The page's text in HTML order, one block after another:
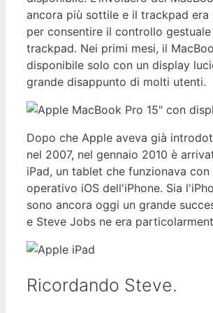
ancora più sottile e il trackpad era
per consentire il controllo
trackpad. Nei primi mesi, il
disponibile solo con un display
grande disappunto di molti utenti.
Dopo che Apple aveva già
nel 2007, nel gennaio 2010 è
iPad, un tablet che funzionava con
operativo iOS dell'iPhone. Sia
sono ancora oggi un grande
e Steve Jobs ne era
Ricordando Steve.